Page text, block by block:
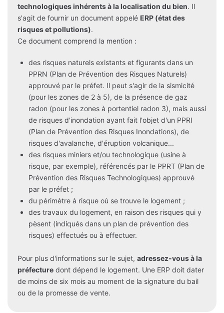
technologiques inhérents à la localisation du bien. Il
s'agit de fournir un document appelé ERP (état des
risques et pollutions).
Ce document comprend la mention :
des risques naturels existants et figurants dans un
PPRN (Plan de Prévention des Risques Naturels)
approuvé par le préfet. Il peut s'agir de la sismicité
(pour les zones de 2 à 5), de la présence de gaz
radon (pour les zones à portentiel radon 3), mais aussi
de risques d'inondation ayant fait l'objet d'un PPRI
(Plan de Prévention des Risques Inondations), de
risques d'avalanche, d'éruption volcanique...
des risques miniers et/ou technologique (usine à
risque, par exemple), référencés par le PPRT (Plan de
Prévention des Risques Technologiques) approuvé
par le préfet ;
du périmètre à risque où se trouve le logement ;
des travaux du logement, en raison des risques qui y
pèsent (indiqués dans un plan de prévention des
risques) effectués ou à effectuer.
Pour plus d'informations sur le sujet, adressez-vous à la
préfecture dont dépend le logement. Une ERP doit dater
de moins de six mois au moment de la signature du bail
ou de la promesse de vente.